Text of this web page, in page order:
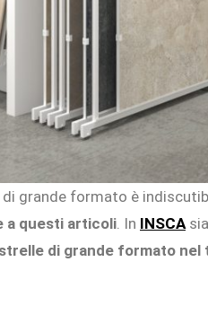
grande formato è
a questi articoli . In INSCA
di grande formato nel